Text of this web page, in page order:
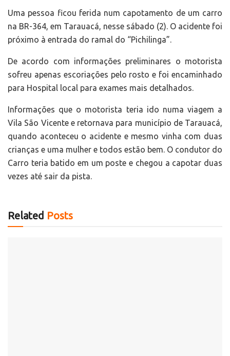
Uma pessoa ficou ferida num capotamento de um carro
na BR-364, em Tarauacá, nesse sábado (2). O acidente foi
próximo à entrada do ramal do “Pichilinga”.
De acordo com informações preliminares o motorista
sofreu apenas escoriações pelo rosto e foi encaminhado
para Hospital local para exames mais detalhados.
Informações que o motorista teria ido numa viagem a
Vila São Vicente e retornava para município de Tarauacá,
quando aconteceu o acidente e mesmo vinha com duas
crianças e uma mulher e todos estão bem. O condutor do
Carro teria batido em um poste e chegou a capotar duas
vezes até sair da pista.
Related Posts